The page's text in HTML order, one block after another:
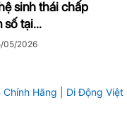
sinh thái chấp
số tại...
05/2026